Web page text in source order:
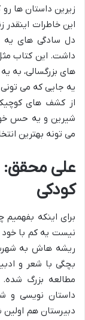
زیرین داستان ها
این خاطرات اینقدر
دل سادگی های یه
داشت. این کتاب
های بزرگسالی، به
یه جایی که می
از کشف های
شیرین و یه حس
می تونه بهترین
علی محقق:
کودکی
برای اینکه
نیست یه کم با
ریشه هاش به
بچگی با شعر و
مطالعه بزرگ
داستان نویسی و
دبیرستان هم